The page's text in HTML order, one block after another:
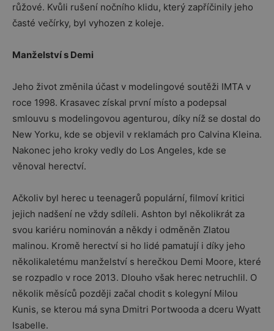
růžové. Kvůli rušení nočního klidu, který zapříčinily jeho
časté večírky, byl vyhozen z koleje.
Manželství s Demi
Jeho život změnila účast v modelingové soutěži IMTA v
roce 1998. Krasavec získal první místo a podepsal
smlouvu s modelingovou agenturou, díky níž se dostal do
New Yorku, kde se objevil v reklamách pro Calvina Kleina.
Nakonec jeho kroky vedly do Los Angeles, kde se
věnoval herectví.
Ačkoliv byl herec u teenagerů populární, filmoví kritici
jejich nadšení ne vždy sdíleli. Ashton byl několikrát za
svou kariéru nominován a někdy i odměněn Zlatou
malinou. Kromě herectví si ho lidé pamatují i díky jeho
několikaletému manželství s herečkou Demi Moore, které
se rozpadlo v roce 2013. Dlouho však herec netruchlil. O
několik měsíců později začal chodit s kolegyní Milou
Kunis, se kterou má syna Dmitri Portwooda a dceru Wyatt
Isabelle.